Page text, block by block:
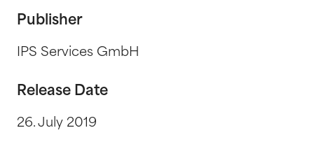
Publisher
IPS Services GmbH
Release Date
26. July 2019